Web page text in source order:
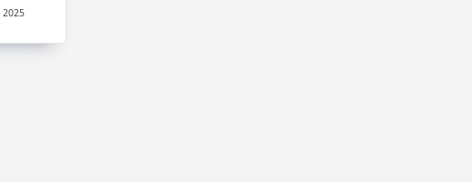
2025